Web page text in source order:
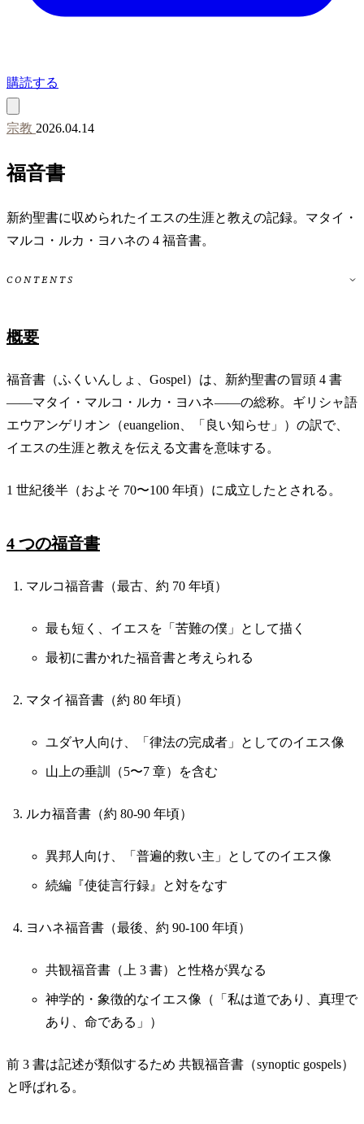
購読する
宗教 2026.04.14
福音書
新約聖書に収められたイエスの生涯と教えの記録。マタイ・
マルコ・ルカ・ヨハネの 4 福音書。
CONTENTS
概要
福音書（ふくいんしょ、Gospel）は、新約聖書の冒頭 4 書
——マタイ・マルコ・ルカ・ヨハネ——の総称。ギリシャ語
エウアンゲリオン（euangelion、「良い知らせ」）の訳で、
イエスの生涯と教えを伝える文書を意味する。
1 世紀後半（およそ 70〜100 年頃）に成立したとされる。
4 つの福音書
マルコ福音書（最古、約 70 年頃）
最も短く、イエスを「苦難の僕」として描く
最初に書かれた福音書と考えられる
マタイ福音書（約 80 年頃）
ユダヤ人向け、「律法の完成者」としてのイエス像
山上の垂訓（5〜7 章）を含む
ルカ福音書（約 80-90 年頃）
異邦人向け、「普遍的救い主」としてのイエス像
続編『使徒言行録』と対をなす
ヨハネ福音書（最後、約 90-100 年頃）
共観福音書（上 3 書）と性格が異なる
神学的・象徴的なイエス像（「私は道であり、真理で
あり、命である」）
前 3 書は記述が類似するため 共観福音書（synoptic gospels）
と呼ばれる。